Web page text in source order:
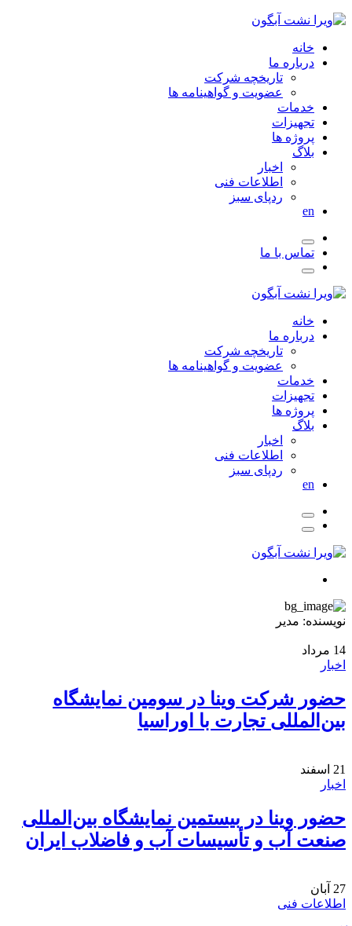
خانه
درباره ما
تاریخچه شرکت
عضویت و گواهینامه ها
خدمات
تجهیزات
پروژه ها
بلاگ
اخبار
اطلاعات فنی
ردپای سبز
en
تماس با ما
خانه
درباره ما
تاریخچه شرکت
عضویت و گواهینامه ها
خدمات
تجهیزات
پروژه ها
بلاگ
اخبار
اطلاعات فنی
ردپای سبز
en
نویسنده: مدیر
14 مرداد
اخبار
حضور شرکت وینا در سومین نمایشگاه
بین‌المللی تجارت با اوراسیا
21 اسفند
اخبار
حضور وینا در بیستمین نمایشگاه بین‌المللی
صنعت آب و تأسیسات آب و فاضلاب ایران
27 آبان
اطلاعات فنی